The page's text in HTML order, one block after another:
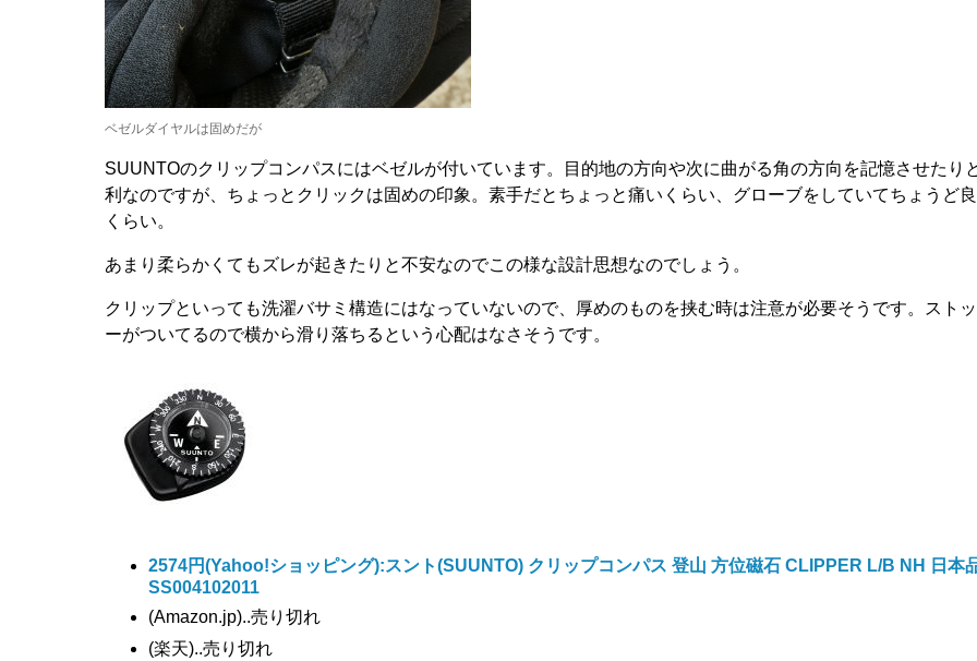
ベゼルダイヤルは固めだが
SUUNTOのクリップコンパスにはベゼルが付いています。目的地の方向や次に曲がる角の方向を記憶させたり
利なのですが、ちょっとクリックは固めの印象。素手だとちょっと痛いくらい、グローブをしていてちょうど
くらい。
あまり柔らかくてもズレが起きたりと不安なのでこの様な設計思想なのでしょう。
クリップといっても洗濯バサミ構造にはなっていないので、厚めのものを挟む時は注意が必要そうです。スト
ーがついてるので横から滑り落ちるという心配はなさそうです。
2574円(Yahoo!ショッピング):スント(SUUNTO) クリップコンパス 登山 方位磁石 CLIPPER L/B NH 日本
SS004102011
(Amazon.jp)..売り切れ
(楽天)..売り切れ